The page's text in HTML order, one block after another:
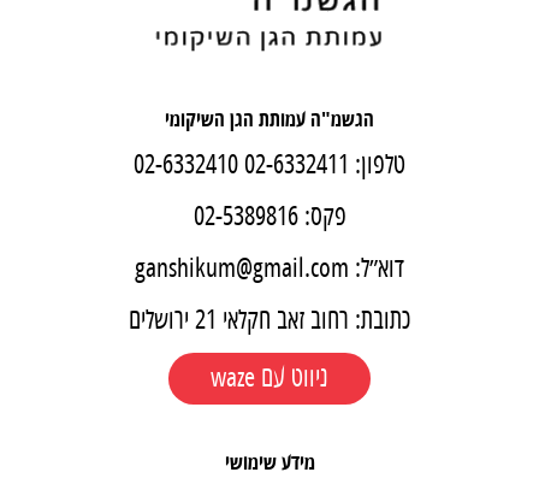
הגשמ"ה עמותת הגן השיקומי
טלפון: 02-6332411
02-6332410
פקס: 02-5389816
דוא״ל: ganshikum@gmail.com
כתובת: רחוב זאב חקלאי 21 ירושלים
ניווט עם waze
מידע שימושי